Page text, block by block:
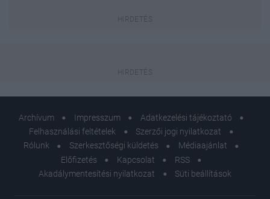
Archívum Impresszum
Adatkezelési tájékoztató
Felhasználási feltételek
Szerzői jogi nyilatkozat
Rólunk
Szerkesztőségi küldetés
Médiaajánlat
Előfizetés
Kapcsolat
RSS
Akadálymentesítési nyilatkozat
Süti beállítások